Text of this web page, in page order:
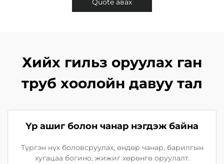
Quote авах
Хийх гильз оруулах ган
труб хоолойн давуу тал
Үр ашиг болон чанар нэгдэж байна
Түргэн нүх боловсруулах, өндөр чанар, барилгын
хугацаа богино, жижиг хөрөнгө оруулалт.